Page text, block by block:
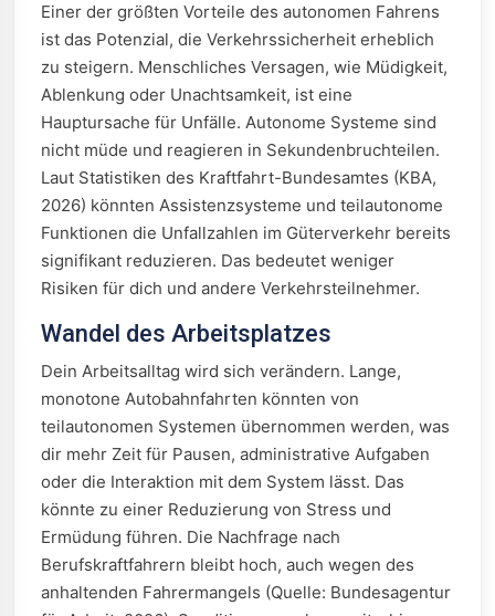
Einer der größten Vorteile des autonomen Fahrens
ist das Potenzial, die Verkehrssicherheit erheblich
zu steigern. Menschliches Versagen, wie Müdigkeit,
Ablenkung oder Unachtsamkeit, ist eine
Hauptursache für Unfälle. Autonome Systeme sind
nicht müde und reagieren in Sekundenbruchteilen.
Laut Statistiken des Kraftfahrt-Bundesamtes (KBA,
2026) könnten Assistenzsysteme und teilautonome
Funktionen die Unfallzahlen im Güterverkehr bereits
signifikant reduzieren. Das bedeutet weniger
Risiken für dich und andere Verkehrsteilnehmer.
Wandel des Arbeitsplatzes
Dein Arbeitsalltag wird sich verändern. Lange,
monotone Autobahnfahrten könnten von
teilautonomen Systemen übernommen werden, was
dir mehr Zeit für Pausen, administrative Aufgaben
oder die Interaktion mit dem System lässt. Das
könnte zu einer Reduzierung von Stress und
Ermüdung führen. Die Nachfrage nach
Berufskraftfahrern bleibt hoch, auch wegen des
anhaltenden Fahrermangels (Quelle: Bundesagentur